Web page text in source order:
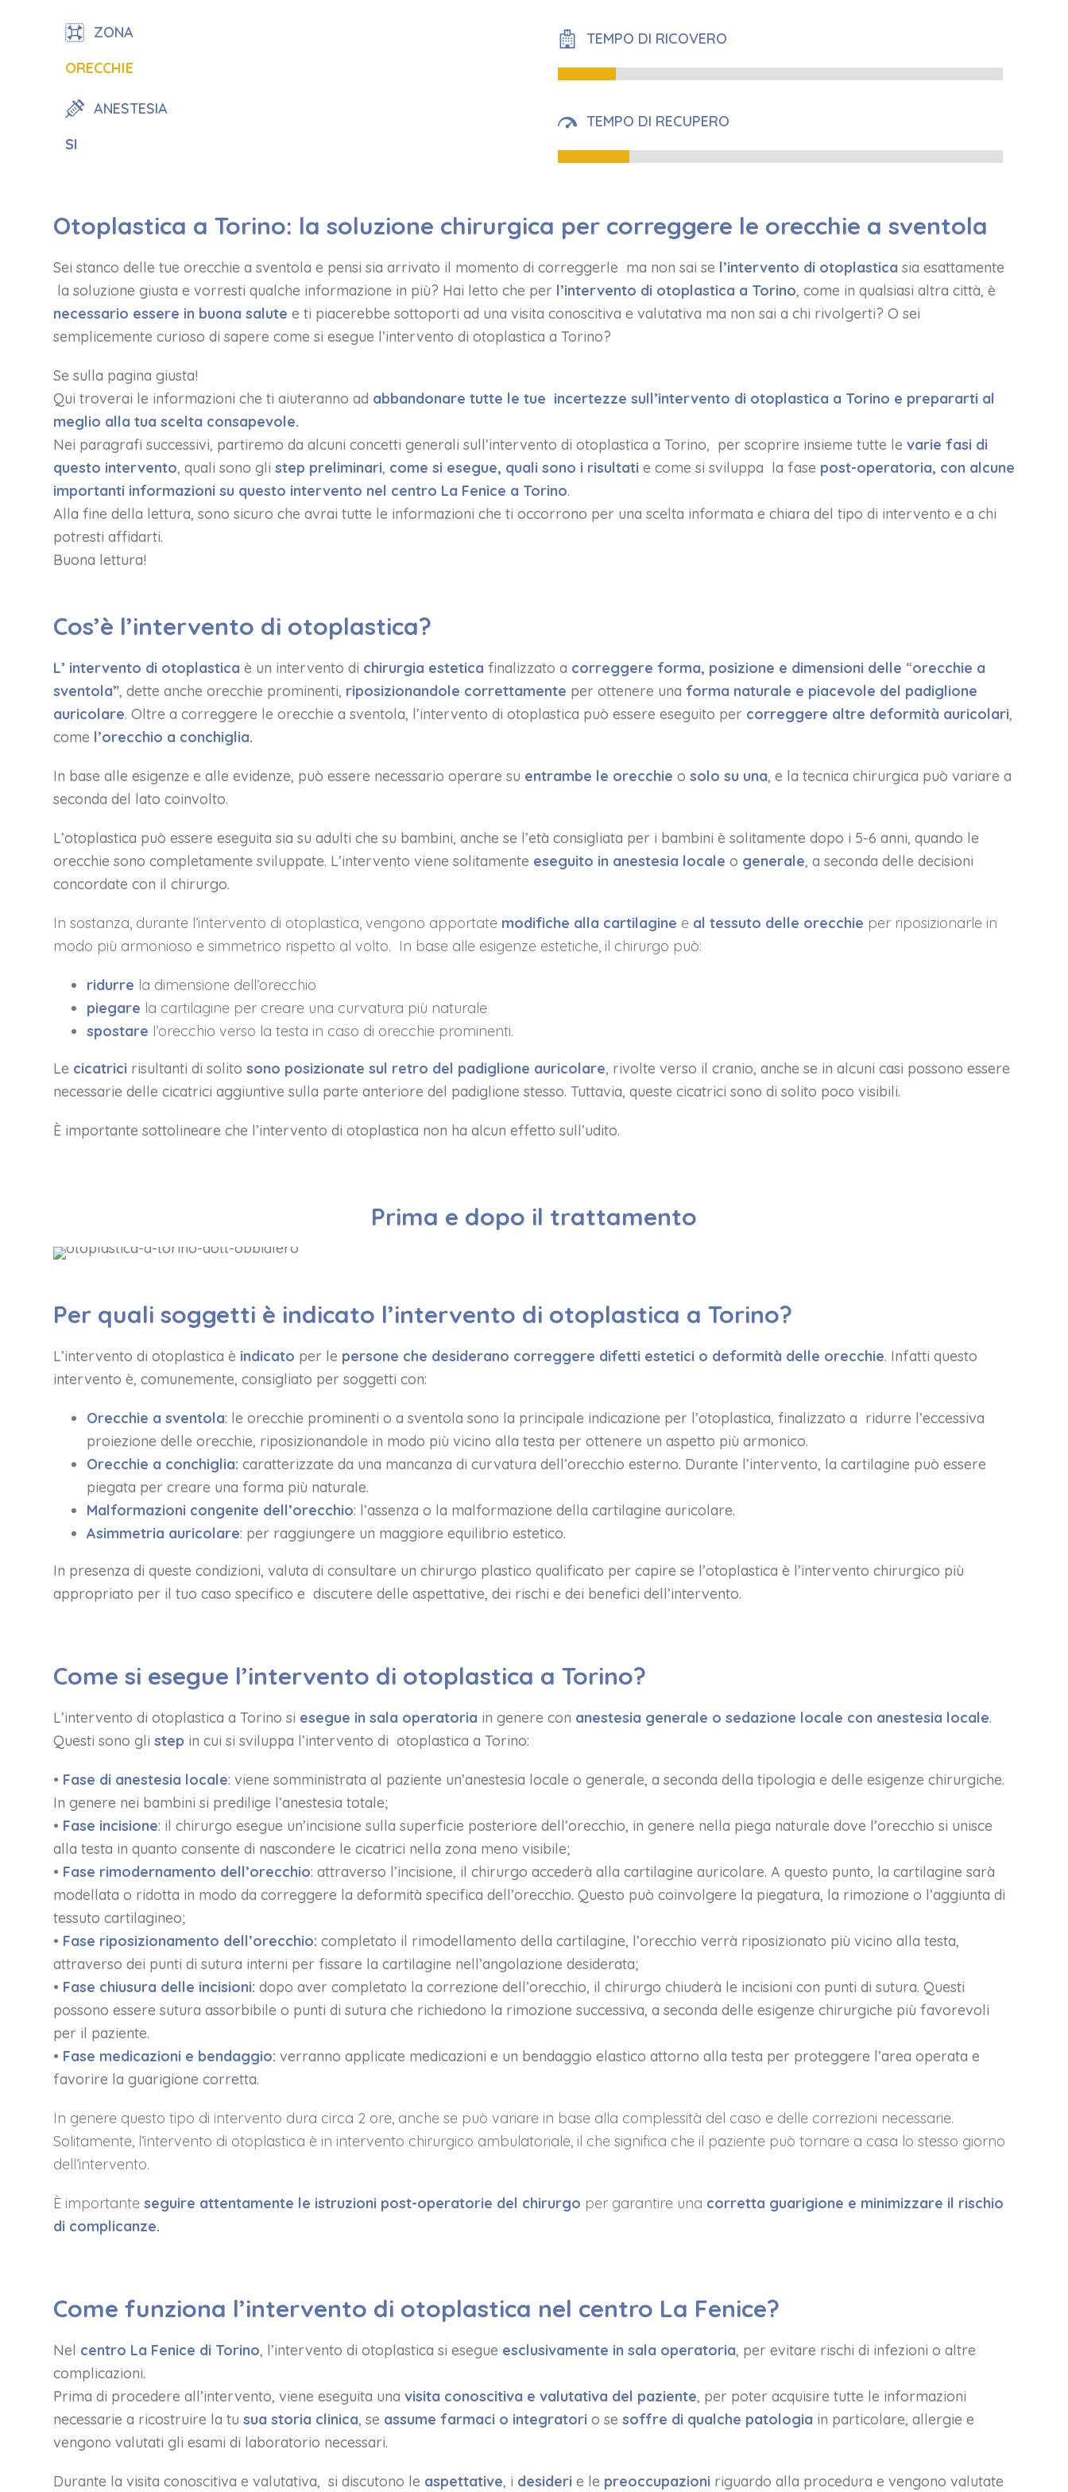
ZONA
ORECCHIE
ANESTESIA
SI
TEMPO DI RICOVERO
TEMPO DI RECUPERO
Otoplastica a Torino: la soluzione chirurgica per correggere le orecchie a sventola
Sei stanco delle tue orecchie a sventola e pensi sia arrivato il momento di correggerle ma non sai se l’intervento di otoplastica sia esattamente
la soluzione giusta e vorresti qualche informazione in più? Hai letto che per l’intervento di otoplastica a Torino, come in qualsiasi altra città, è
necessario essere in buona salute e ti piacerebbe sottoporti ad una visita conoscitiva e valutativa ma non sai a chi rivolgerti? O sei
semplicemente curioso di sapere come si esegue l’intervento di otoplastica a Torino?
Se sulla pagina giusta!
Qui troverai le informazioni che ti aiuteranno ad abbandonare tutte le tue incertezze sull’intervento di otoplastica a Torino e prepararti al
meglio alla tua scelta consapevole.
Nei paragrafi successivi, partiremo da alcuni concetti generali sull’intervento di otoplastica a Torino, per scoprire insieme tutte le varie fasi di
questo intervento, quali sono gli step preliminari, come si esegue, quali sono i risultati e come si sviluppa la fase post-operatoria, con alcune
importanti informazioni su questo intervento nel centro La Fenice a Torino.
Alla fine della lettura, sono sicuro che avrai tutte le informazioni che ti occorrono per una scelta informata e chiara del tipo di intervento e a chi
potresti affidarti.
Buona lettura!
Cos’è l’intervento di otoplastica?
L’ intervento di otoplastica è un intervento di chirurgia estetica finalizzato a correggere forma, posizione e dimensioni delle “orecchie a
sventola”, dette anche orecchie prominenti, riposizionandole correttamente per ottenere una forma naturale e piacevole del padiglione
auricolare. Oltre a correggere le orecchie a sventola, l’intervento di otoplastica può essere eseguito per correggere altre deformità auricolari,
come l’orecchio a conchiglia.
In base alle esigenze e alle evidenze, può essere necessario operare su entrambe le orecchie o solo su una, e la tecnica chirurgica può variare a
seconda del lato coinvolto.
L’otoplastica può essere eseguita sia su adulti che su bambini, anche se l’età consigliata per i bambini è solitamente dopo i 5-6 anni, quando le
orecchie sono completamente sviluppate. L’intervento viene solitamente eseguito in anestesia locale o generale, a seconda delle decisioni
concordate con il chirurgo.
In sostanza, durante l’intervento di otoplastica, vengono apportate modifiche alla cartilagine e al tessuto delle orecchie per riposizionarle in
modo più armonioso e simmetrico rispetto al volto. In base alle esigenze estetiche, il chirurgo può:
ridurre la dimensione dell’orecchio
piegare la cartilagine per creare una curvatura più naturale
spostare l’orecchio verso la testa in caso di orecchie prominenti.
Le cicatrici risultanti di solito sono posizionate sul retro del padiglione auricolare, rivolte verso il cranio, anche se in alcuni casi possono essere
necessarie delle cicatrici aggiuntive sulla parte anteriore del padiglione stesso. Tuttavia, queste cicatrici sono di solito poco visibili.
È importante sottolineare che l’intervento di otoplastica non ha alcun effetto sull’udito.
Prima e dopo il trattamento
Per quali soggetti è indicato l’intervento di otoplastica a Torino?
L’intervento di otoplastica è indicato per le persone che desiderano correggere difetti estetici o deformità delle orecchie. Infatti questo
intervento è, comunemente, consigliato per soggetti con:
Orecchie a sventola: le orecchie prominenti o a sventola sono la principale indicazione per l’otoplastica, finalizzato a ridurre l’eccessiva
proiezione delle orecchie, riposizionandole in modo più vicino alla testa per ottenere un aspetto più armonico.
Orecchie a conchiglia: caratterizzate da una mancanza di curvatura dell’orecchio esterno. Durante l’intervento, la cartilagine può essere
piegata per creare una forma più naturale.
Malformazioni congenite dell’orecchio: l’assenza o la malformazione della cartilagine auricolare.
Asimmetria auricolare: per raggiungere un maggiore equilibrio estetico.
In presenza di queste condizioni, valuta di consultare un chirurgo plastico qualificato per capire se l’otoplastica è l’intervento chirurgico più
appropriato per il tuo caso specifico e discutere delle aspettative, dei rischi e dei benefici dell’intervento.
Come si esegue l’intervento di otoplastica a Torino?
L’intervento di otoplastica a Torino si esegue in sala operatoria in genere con anestesia generale o sedazione locale con anestesia locale.
Questi sono gli step in cui si sviluppa l’intervento di otoplastica a Torino:
• Fase di anestesia locale: viene somministrata al paziente un’anestesia locale o generale, a seconda della tipologia e delle esigenze chirurgiche.
In genere nei bambini si predilige l’anestesia totale;
• Fase incisione: il chirurgo esegue un’incisione sulla superficie posteriore dell’orecchio, in genere nella piega naturale dove l’orecchio si unisce
alla testa in quanto consente di nascondere le cicatrici nella zona meno visibile;
• Fase rimodernamento dell’orecchio: attraverso l’incisione, il chirurgo accederà alla cartilagine auricolare. A questo punto, la cartilagine sarà
modellata o ridotta in modo da correggere la deformità specifica dell’orecchio. Questo può coinvolgere la piegatura, la rimozione o l’aggiunta di
tessuto cartilagineo;
• Fase riposizionamento dell’orecchio: completato il rimodellamento della cartilagine, l’orecchio verrà riposizionato più vicino alla testa,
attraverso dei punti di sutura interni per fissare la cartilagine nell’angolazione desiderata;
• Fase chiusura delle incisioni: dopo aver completato la correzione dell’orecchio, il chirurgo chiuderà le incisioni con punti di sutura. Questi
possono essere sutura assorbibile o punti di sutura che richiedono la rimozione successiva, a seconda delle esigenze chirurgiche più favorevoli
per il paziente.
• Fase medicazioni e bendaggio: verranno applicate medicazioni e un bendaggio elastico attorno alla testa per proteggere l’area operata e
favorire la guarigione corretta.
In genere questo tipo di intervento dura circa 2 ore, anche se può variare in base alla complessità del caso e delle correzioni necessarie.
Solitamente, l’intervento di otoplastica è in intervento chirurgico ambulatoriale, il che significa che il paziente può tornare a casa lo stesso giorno
dell’intervento.
È importante seguire attentamente le istruzioni post-operatorie del chirurgo per garantire una corretta guarigione e minimizzare il rischio
di complicanze.
Come funziona l’intervento di otoplastica nel centro La Fenice?
Nel centro La Fenice di Torino, l’intervento di otoplastica si esegue esclusivamente in sala operatoria, per evitare rischi di infezioni o altre
complicazioni.
Prima di procedere all’intervento, viene eseguita una visita conoscitiva e valutativa del paziente, per poter acquisire tutte le informazioni
necessarie a ricostruire la tu sua storia clinica, se assume farmaci o integratori o se soffre di qualche patologia in particolare, allergie e
vengono valutati gli esami di laboratorio necessari.
Durante la visita conoscitiva e valutativa, si discutono le aspettative, i desideri e le preoccupazioni riguardo alla procedura e vengono valutate